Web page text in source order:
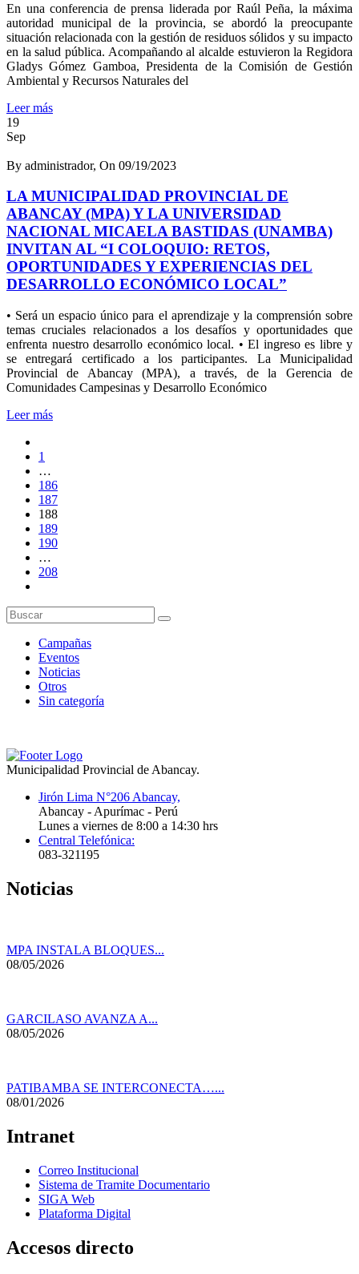
En una conferencia de prensa liderada por Raúl Peña, la máxima
autoridad municipal de la provincia, se abordó la preocupante
situación relacionada con la gestión de residuos sólidos y su impacto
en la salud pública. Acompañando al alcalde estuvieron la Regidora
Gladys Gómez Gamboa, Presidenta de la Comisión de Gestión
Ambiental y Recursos Naturales del
Leer más
19
Sep
By administrador, On 09/19/2023
LA MUNICIPALIDAD PROVINCIAL DE
ABANCAY (MPA) Y LA UNIVERSIDAD
NACIONAL MICAELA BASTIDAS (UNAMBA)
INVITAN AL “I COLOQUIO: RETOS,
OPORTUNIDADES Y EXPERIENCIAS DEL
DESARROLLO ECONÓMICO LOCAL”
• Será un espacio único para el aprendizaje y la comprensión sobre
temas cruciales relacionados a los desafíos y oportunidades que
enfrenta nuestro desarrollo económico local. • El ingreso es libre y
se entregará certificado a los participantes. La Municipalidad
Provincial de Abancay (MPA), a través, de la Gerencia de
Comunidades Campesinas y Desarrollo Económico
Leer más
1
…
186
187
188
189
190
…
208
Campañas
Eventos
Noticias
Otros
Sin categoría
Municipalidad Provincial de Abancay.
Jirón Lima N°206 Abancay,
Abancay - Apurímac - Perú
Lunes a viernes de 8:00 a 14:30 hrs
Central Telefónica:
083-321195
Noticias
MPA INSTALA BLOQUES...
08/05/2026
GARCILASO AVANZA A...
08/05/2026
PATIBAMBA SE INTERCONECTA…...
08/01/2026
Intranet
Correo Institucional
Sistema de Tramite Documentario
SIGA Web
Plataforma Digital
Accesos directo